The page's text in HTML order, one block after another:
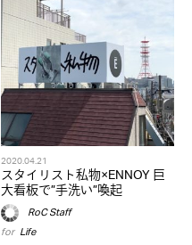
2020.04.21
スタイリスト私物×ENNOY 巨
大看板で”手洗い”喚起
RoC Staff
for Life